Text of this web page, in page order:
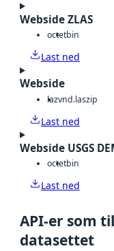
Webside ZLAS
octetbin
Last ned
Webside
lazvnd.laszip
Last ned
Webside USGS
octetbin
Last ned
API-er som
datasettet